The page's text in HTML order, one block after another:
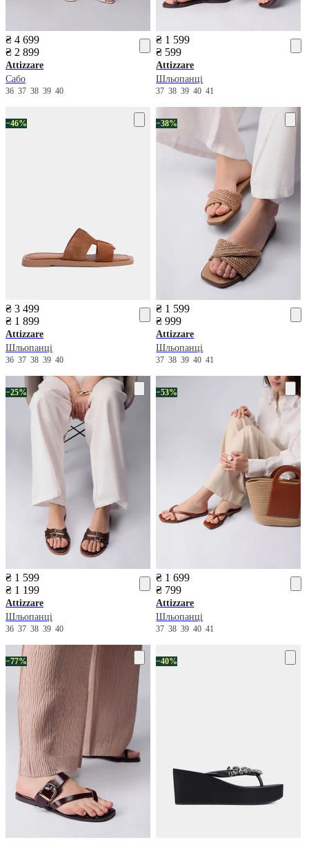
₴ 4 699
₴ 2 899
Attizzare
Сабо
36 37 38 39 40
₴ 1 599
₴ 599
Attizzare
Шльопанці
3738394041
−46%
₴ 3 499
₴ 1 899
Attizzare
Шльопанці
36 37 38 39 40
−38%
₴ 1 599
₴ 999
Attizzare
Шльопанці
3738394041
−25%
₴ 1 599
₴ 1 199
Attizzare
Шльопанці
36 37 38 39 40
−53%
₴ 1 699
₴ 799
Attizzare
Шльопанці
3738394041
−77% −40%